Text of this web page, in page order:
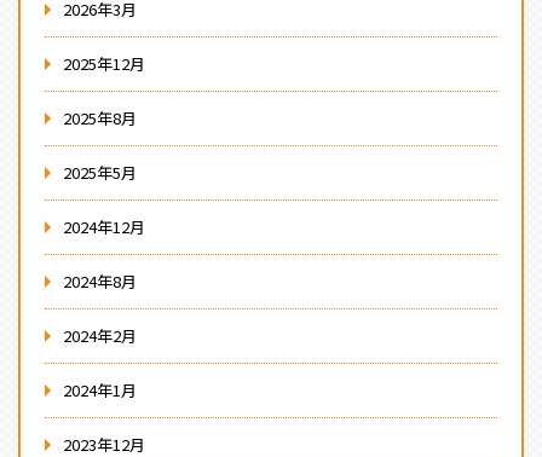
2026年3月
2025年12月
2025年8月
2025年5月
2024年12月
2024年8月
2024年2月
2024年1月
2023年12月